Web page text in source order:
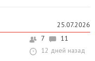
25.07.2026
7
11
12 дней назад